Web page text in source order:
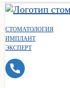
СТОМАТОЛОГИЯ
ИМПЛАНТ
ЭКСПЕРТ